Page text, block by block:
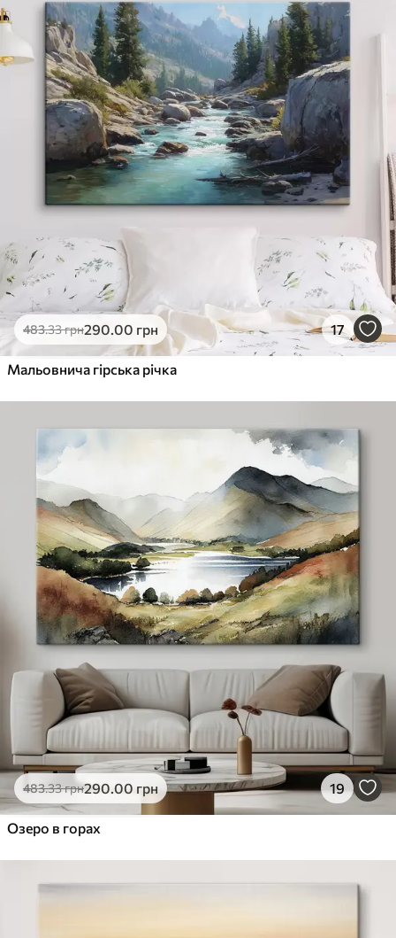
✓ Стійкість до вицвітання
Безпечне чорнило без запаху
✗ Поверхня з текстурою полотна
Екологічний матеріал
Преміум
363 .00 грн
Яскраві, насичені кольори
Стійкість до вицвітання
✓ Поверхня з текстурою полотна
✗ Екологічний матеріал
Еко-Преміум
.00грн
✓Яскраві, насичені кольори
✓Поверхня з текстурою полотна
✓ Екологічний матеріал
483.33грн290.00 грн 17
Мальовнича гірська річка
483.33грн290.00 грн 19
Озеро в горах